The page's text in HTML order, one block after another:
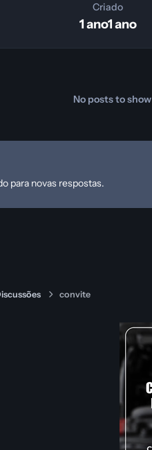
Criado
1 ano1 ano
No posts to show
para novas respostas.
convite